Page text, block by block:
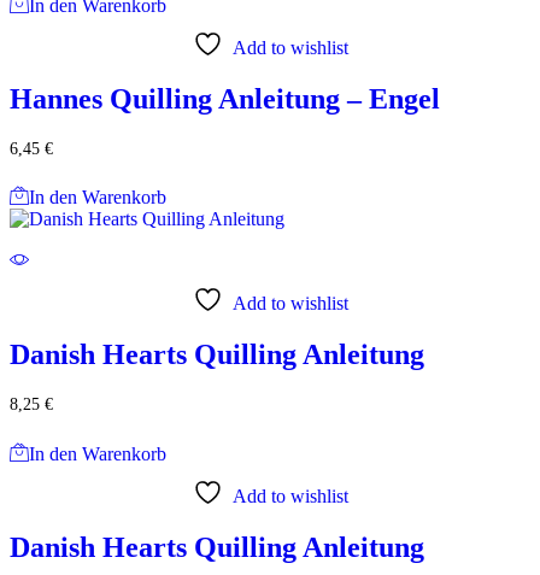
In den Warenkorb
Add to wishlist
Hannes Quilling Anleitung – Engel
6,45 €
In den Warenkorb
Add to wishlist
Danish Hearts Quilling Anleitung
8,25 €
In den Warenkorb
Add to wishlist
Danish Hearts Quilling Anleitung